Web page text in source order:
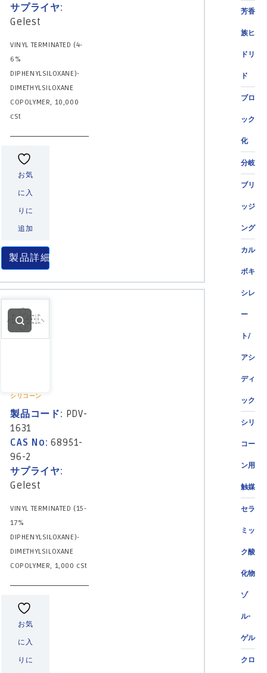
芳香
族ヒ
ドリ
ド
ブロ
ック
化
分岐
ブリ
ッジ
ング
カル
ボキ
シレ
ー
ト/
アシ
ディ
ック
シリ
コー
ン用
触媒
セラ
ミッ
ク酸
化物
ゾ
ル-
ゲル
クロ
サプライヤ:
Gelest
VINYL TERMINATED (4-
6%
DIPHENYLSILOXANE)-
DIMETHYLSILOXANE
COPOLYMER, 10,000
cSt
お気
に入
りに
追加
製品詳細
シリコーン
製品コード: PDV-
1631
CAS No:68951-
96-2
サプライヤ:
Gelest
VINYL TERMINATED (15-
17%
DIPHENYLSILOXANE)-
DIMETHYLSILOXANE
COPOLYMER, 1,000 cSt
お気
に入
りに